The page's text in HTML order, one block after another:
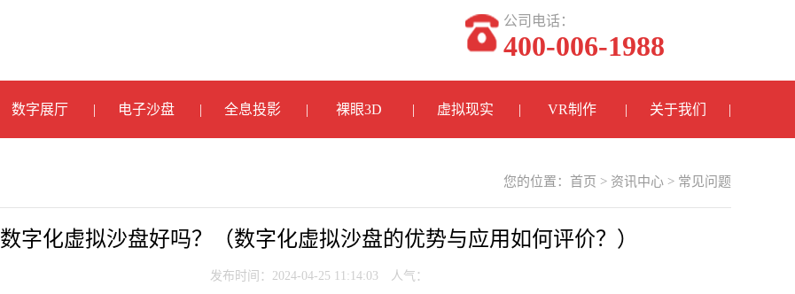
公司电话：
400-006-1988
数字展厅 电子沙盘 全息投影 裸眼3D 虚拟现实 VR制作 关于我们
您的位置： 首页 > 资讯中心 > 常见问题
数字化虚拟沙盘好吗？（数字化虚拟沙盘的优势与应用如何评价？）
发布时间：2024-04-25 11:14:03 人气：